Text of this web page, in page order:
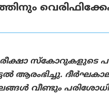
സ്കോറുകളുടെ
ആരംഭിച്ചു.
വീണ്ടും